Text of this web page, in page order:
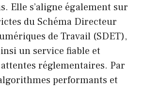
Elle s’aligne également sur
du Schéma Directeur
de Travail (SDET),
un service fiable et
réglementaires. Par
performants et